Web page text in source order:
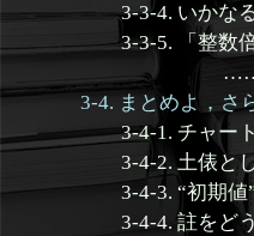
3-3-4. いかなる進
3-3-5. 「整数倍の
……『統計思考
3-4. まとめよ，さ
3-4-1. チャート
3-4-2. 土俵とし
3-4-3. “初期値”
3-4-4. 註をどう